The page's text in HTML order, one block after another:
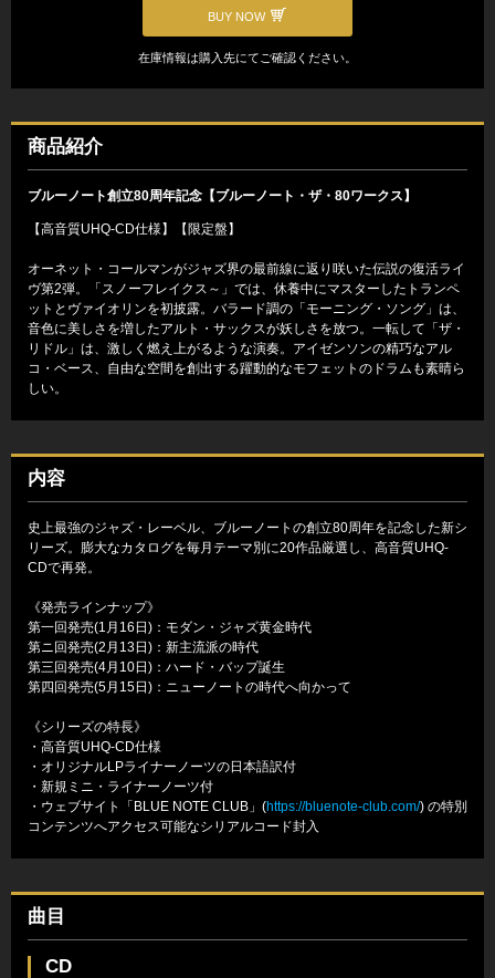
BUY NOW
在庫情報は購入先にてご確認ください。
商品紹介
ブルーノート創立80周年記念【ブルーノート・ザ・80ワークス】
【高音質UHQ-CD仕様】【限定盤】
オーネット・コールマンがジャズ界の最前線に返り咲いた伝説の復活ライ
ヴ第2弾。「スノーフレイクス～」では、休養中にマスターしたトランペ
ットとヴァイオリンを初披露。バラード調の「モーニング・ソング」は、
音色に美しさを増したアルト・サックスが妖しさを放つ。一転して「ザ・
リドル」は、激しく燃え上がるような演奏。アイゼンソンの精巧なアル
コ・ベース、自由な空間を創出する躍動的なモフェットのドラムも素晴ら
しい。
内容
史上最強のジャズ・レーベル、ブルーノートの創立80周年を記念した新シ
リーズ。膨大なカタログを毎月テーマ別に20作品厳選し、高音質UHQ-
CDで再発。
《発売ラインナップ》
第一回発売(1月16日)：モダン・ジャズ黄金時代
第ニ回発売(2月13日)：新主流派の時代
第三回発売(4月10日)：ハード・バップ誕生
第四回発売(5月15日)：ニューノートの時代へ向かって
《シリーズの特長》
・高音質UHQ-CD仕様
・オリジナルLPライナーノーツの日本語訳付
・新規ミニ・ライナーノーツ付
・ウェブサイト「BLUE NOTE CLUB」(https://bluenote-club.com/) の特別
コンテンツへアクセス可能なシリアルコード封入
曲目
CD